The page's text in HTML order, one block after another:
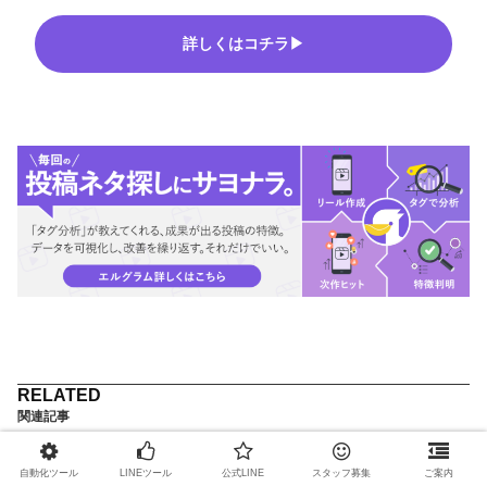
詳しくはコチラ▶
関連記事
インスタの写真を分割する方法！グリッド
自動化ツール LINEツール 公式LINE スタッフ募集 ご案内